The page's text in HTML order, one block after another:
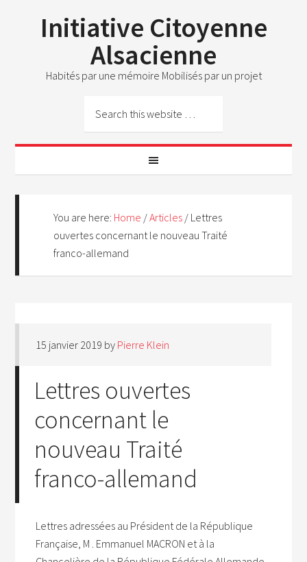
Initiative Citoyenne
Alsacienne
Habités par une mémoire Mobilisés par un projet
You are here: Home /Articles / Lettres
ouvertes concernant le nouveau Traité
franco-allemand
15 janvier 2019 by Pierre Klein
Lettres ouvertes
concernant le
nouveau Traité
franco-allemand
Lettres adressées au Président de la République
Française, M . Emmanuel MACRON et à la